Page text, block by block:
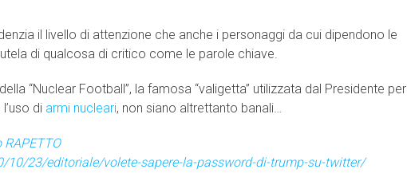
il livello di attenzione che anche i personaggi da cui dipendono le
di qualcosa di critico come le parole chiave.
“Nuclear Football”, la famosa “valigetta” utilizzata dal Presidente per
di armi nucleari, non siano altrettanto banali…
RAPETTO
10/23/editoriale/volete-sapere-la-password-di-trump-su-twitter/